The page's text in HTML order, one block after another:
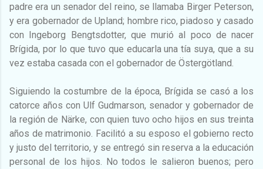
padre era un senador del reino, se llamaba Birger Peterson,
y era gobernador de Upland; hombre rico, piadoso y casado
con Ingeborg Bengtsdotter, que murió al poco de nacer
Brígida, por lo que tuvo que educarla una tía suya, que a su
vez estaba casada con el gobernador de Östergötland.
Siguiendo la costumbre de la época, Brígida se casó a los
catorce años con Ulf Gudmarson, senador y gobernador de
la región de Närke, con quien tuvo ocho hijos en sus treinta
años de matrimonio. Facilitó a su esposo el gobierno recto
y justo del territorio, y se entregó sin reserva a la educación
personal de los hijos. No todos le salieron buenos; pero